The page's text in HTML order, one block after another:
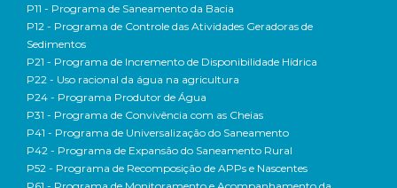
P11 - Programa de Saneamento da Bacia
P12 - Programa de Controle das Atividades Geradoras de
Sedimentos
P21 - Programa de Incremento de Disponibilidade Hídrica
P22 - Uso racional da água na agricultura
P24 - Programa Produtor de Água
P31 - Programa de Convivência com as Cheias
P41 - Programa de Universalização do Saneamento
P42 - Programa de Expansão do Saneamento Rural
P52 - Programa de Recomposição de APPs e Nascentes